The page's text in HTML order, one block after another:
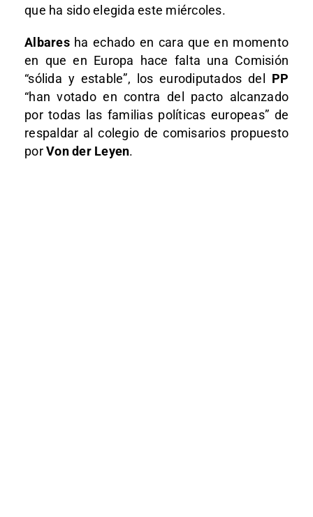
que ha sido elegida este miércoles.
Albaresha echado en cara que en momento
en que en Europa hace falta una Comisión
“sólida y estable”, los eurodiputados del PP
“han votado en contra del pacto alcanzado
por todas las familias políticas europeas” de
respaldar al colegio de comisarios propuesto
porVon der Leyen.